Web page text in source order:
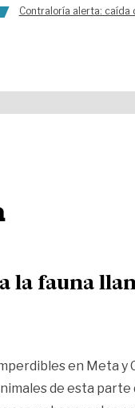
Contraloría alerta: caída
la fauna
en Meta y
de esta parte